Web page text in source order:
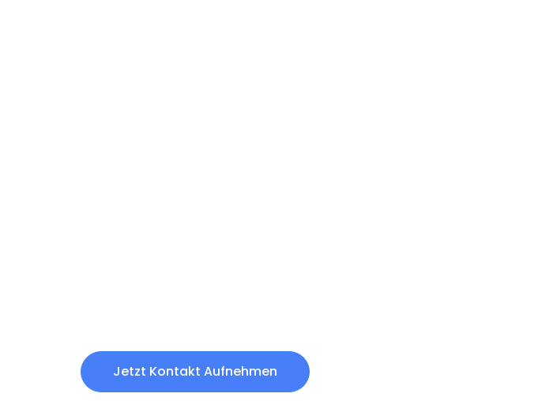
Jetzt Kontakt Aufnehmen